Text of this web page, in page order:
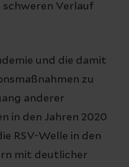
schweren Verlauf
und die damit
zu
anderer
in den Jahren 2020
RSV-Welle in den
mit deutlicher